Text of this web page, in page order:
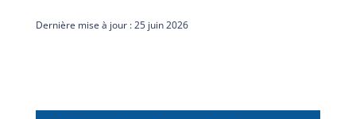
Dernière mise à jour : 25 juin 2026